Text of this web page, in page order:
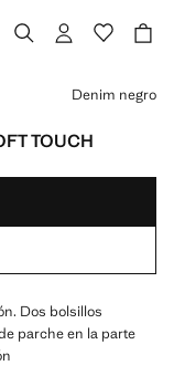
TOUCH
Denim negro
Dos bolsillos
parche en la parte